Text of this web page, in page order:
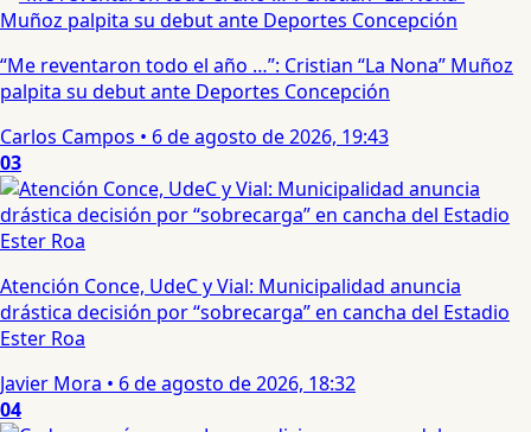
“Me reventaron todo el año …”: Cristian “La Nona” Muñoz
palpita su debut ante Deportes Concepción
Carlos Campos • 6 de agosto de 2026, 19:43
03
Atención Conce, UdeC y Vial: Municipalidad anuncia
drástica decisión por “sobrecarga” en cancha del Estadio
Ester Roa
Javier Mora • 6 de agosto de 2026, 18:32
04